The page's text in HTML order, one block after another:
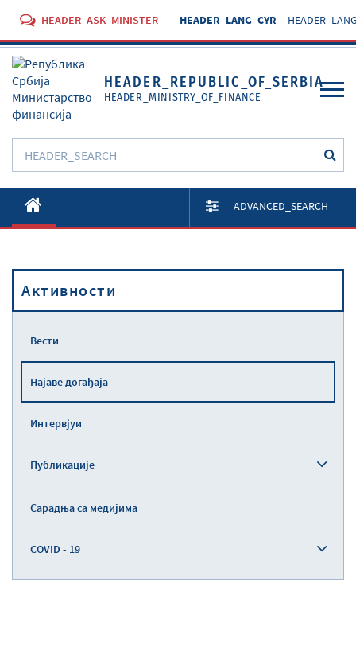
HEADER_ASK_MINISTER HEADER_LANG_CYR
HEADER_REPUBLIC_OF_SERBIA
HEADER_MINISTRY_OF_FINANCE
O Министарству
Активности
Прописи
ADVANCED_SEARCH
Активности
Вести
Најаве догађаја
Интервјуи
Публикације
Сарадња са медијима
COVID - 19